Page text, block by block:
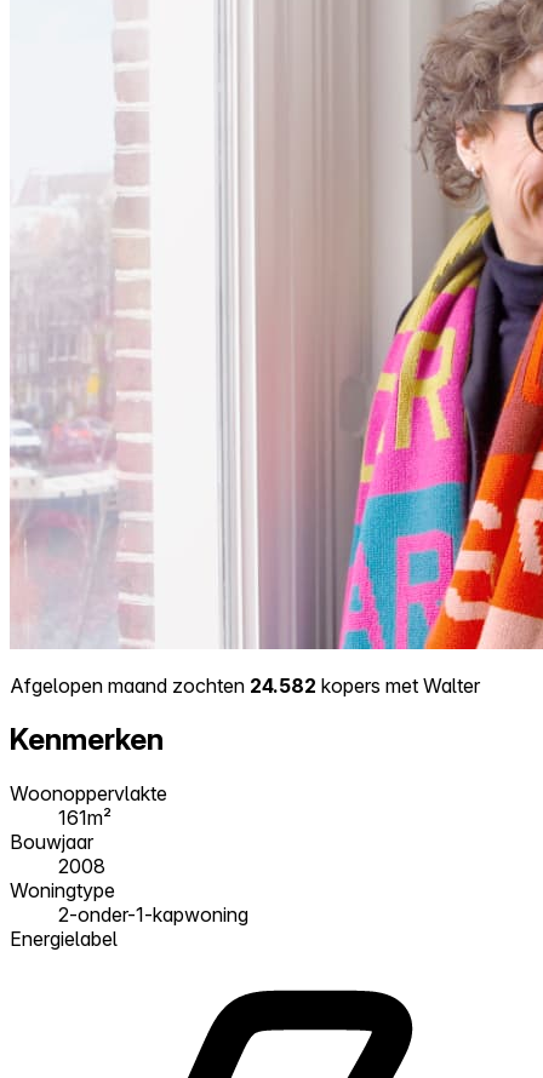
Afgelopen maand zochten 24.582 kopers met Walter
Kenmerken
Woonoppervlakte
161m²
Bouwjaar
2008
Woningtype
2-onder-1-kapwoning
Energielabel